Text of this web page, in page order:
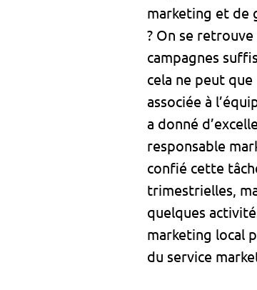
marketing et de
? On se
campagnes
cela ne peut
associée à
a donné
responsable
confié cette
trimestrielles,
quelques
marketing local
du service